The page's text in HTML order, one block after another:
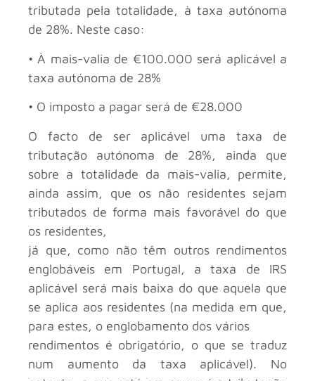
tributada pela totalidade, à taxa autónoma
de 28%. Neste caso:
• À mais-valia de €100.000 será aplicável a
taxa autónoma de 28%
• O imposto a pagar será de €28.000
O facto de ser aplicável uma taxa de
tributação autónoma de 28%, ainda que
sobre a totalidade da mais-valia, permite,
ainda assim, que os não residentes sejam
tributados de forma mais favorável do que
os residentes,
já que, como não têm outros rendimentos
englobáveis em Portugal, a taxa de IRS
aplicável será mais baixa do que aquela que
se aplica aos residentes (na medida em que,
para estes, o englobamento dos vários
rendimentos é obrigatório, o que se traduz
num aumento da taxa aplicável). No